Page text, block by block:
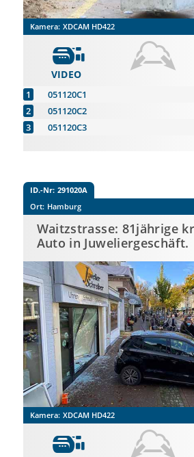
Kamera: XDCAM HD422
VIDEO
051120C1
051120C2
051120C3
ID.-Nr: 291020A
Ort: Hamburg
Waitzstrasse: 81jährige
Auto in Juweliergeschäft.
Kamera: XDCAM HD422